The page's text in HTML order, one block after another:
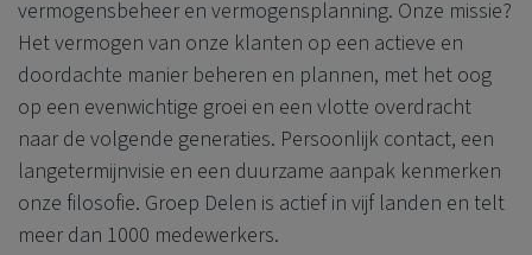
vermogensbeheer en vermogensplanning. Onze missie?
Het vermogen van onze klanten op een actieve en
doordachte manier beheren en plannen, met het oog
op een evenwichtige groei en een vlotte overdracht
naar de volgende generaties. Persoonlijk contact, een
langetermijnvisie en een duurzame aanpak kenmerken
onze filosofie. Groep Delen is actief in vijf landen en telt
meer dan 1000 medewerkers.